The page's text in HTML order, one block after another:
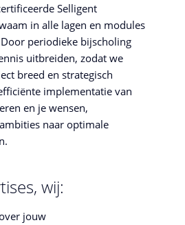
Selligent
in alle lagen en modules
periodieke bijscholing
uitbreiden, zodat we
breed en strategisch
implementatie van
en je wensen,
naar optimale
wij:
jouw